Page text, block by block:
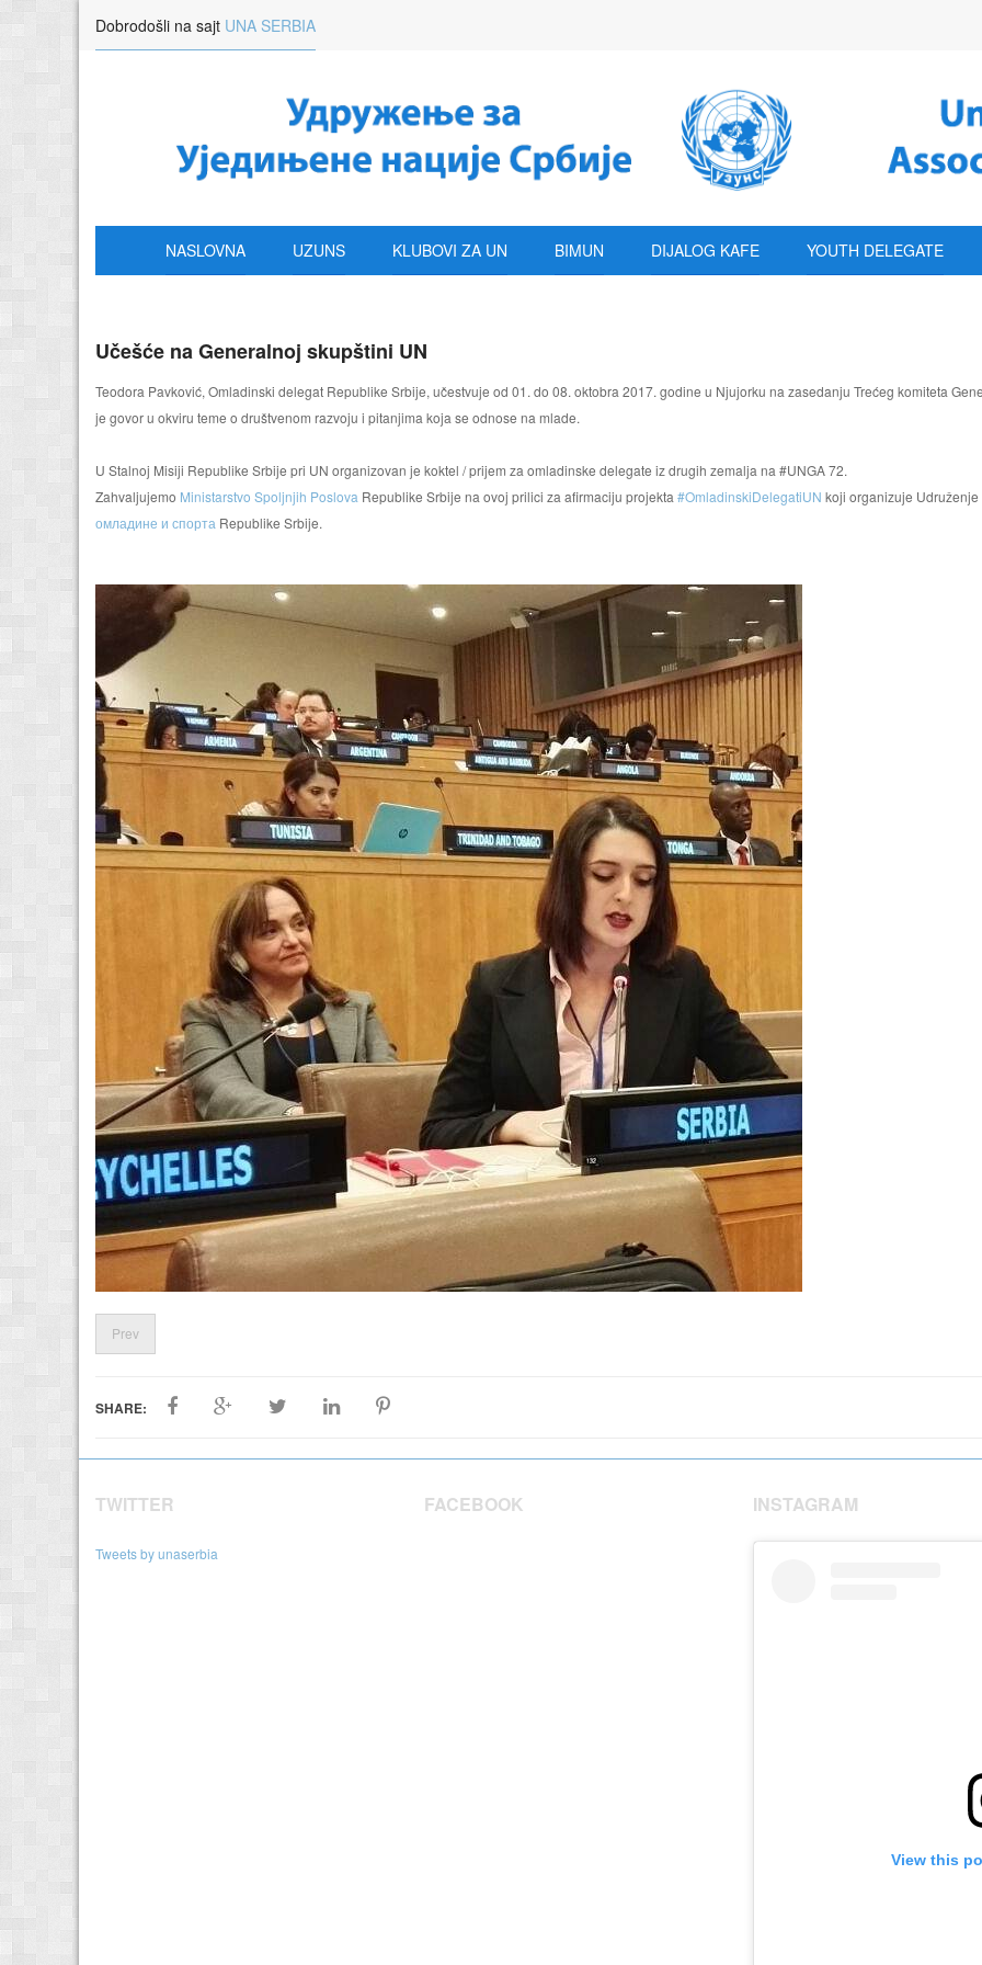
Dobrodošli na sajt UNA SERBIA
NASLOVNA UZUNS KLUBOVI ZA UN BIMUN DIJALOG KAFE YOUTH DELEGATE
Učešće na Generalnoj skupštini UN
Teodora Pavković, Omladinski delegat Republike Srbije, učestvuje od 01. do 08. oktobra 2017. godine u Njujorku na zasedanju Trećeg komiteta
je govor u okviru teme o društvenom razvoju i pitanjima koja se odnose na mlade.
U Stalnoj Misiji Republike Srbije pri UN organizovan je koktel / prijem za omladinske delegate iz drugih zemalja na #UNGA 72.
Zahvaljujemo Ministarstvo Spoljnjih Poslova Republike Srbije na ovoj prilici za afirmaciju projekta #OmladinskiDelegatiUN koji organizuje
омладине и спорта Republike Srbije.
Prev
SHARE:
TWITTER
Tweets by unaserbia
FACEBOOK INSTAGRAM
View this